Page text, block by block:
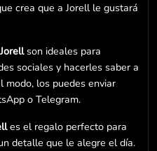
crea que a Jorell le gustará
son ideales para
sociales y hacerles saber a
modo, los puedes enviar
o Telegram.
es el regalo perfecto para
detalle que le alegre el día.